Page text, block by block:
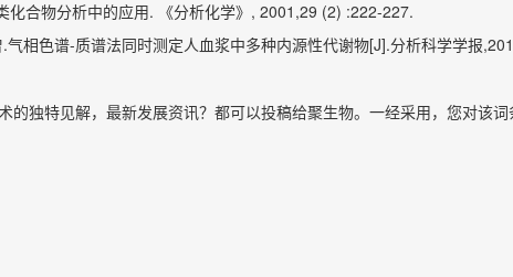
化合物分析中的应用. 《分析化学》, 2001,29 (2) :222-227.
相色谱-质谱法同时测定人血浆中多种内源性代谢物[J].分析科学学报
的独特见解，最新发展资讯？都可以投稿给聚生物。一经采用，您对该词